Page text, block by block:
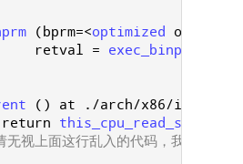
( bprm=<optimized out
retval = exec_binprm
( ) at . /arch/x86/include
return this_cpu_read_stable
无视上面这行乱入的代码，我也不知